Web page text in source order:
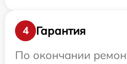
4
Гарантия
По окончании